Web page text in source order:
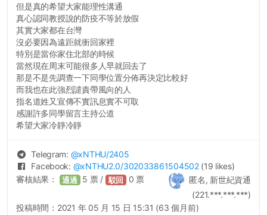
但是真的希望大家能理性溝通
真心認同教授說的防疫不等於放假
其實大家都在台灣
沒必要因為遠距就衝回家裡
特別是當你家住北部的時候
當然現在周末可能很多人早就回去了
那是不是先調查一下同學位置分佈再決定比較好
而我也在此強烈譴責帶風向的人
指名道姓又宣傳不實訊息實不可取
感謝許多同學留言主持公道
希望大家冷靜冷靜
Telegram: @xNTHU/2405
Facebook: @xNTHU2.0/302033861504502 (19 likes)
匿名, 新世紀資通
(221.***.***.***)
審核結果： 通過 5 票 / 駁回 0 票
投稿時間： 2021 年 05 月 15 日 15:31 (63 個月前)